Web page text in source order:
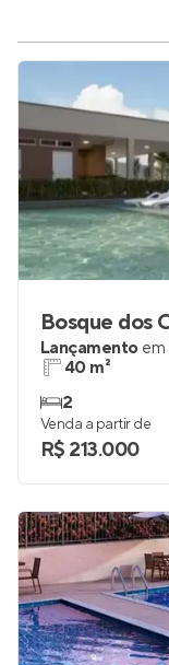
Bosque dos
Lançamento em
40 m²
2
Venda a partir de
R$ 213.000